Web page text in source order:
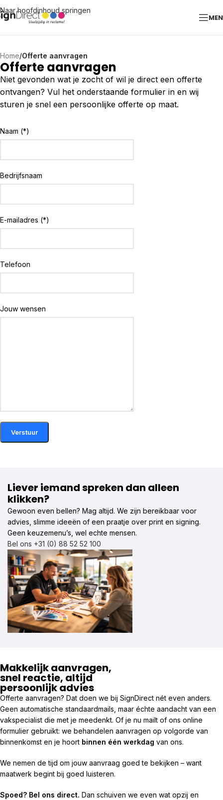
Naar hoofdinhoud springen
Home/Offerte aanvragen
Offerte aanvragen
Niet gevonden wat je zocht of wil je direct een offerte
ontvangen? Vul het onderstaande formulier in en wij
sturen je snel een persoonlijke offerte op maat.
Naam (*)
Bedrijfsnaam
E-mailadres (*)
Telefoon
Jouw wensen
Liever iemand spreken dan alleen
klikken?
Gewoon even bellen? Mag altijd. We zijn bereikbaar voor
advies, slimme ideeën of een praatje over print en signing.
Geen keuzemenu’s, wel echte mensen.
Bel ons +31 (0) 88 52 52 100
Makkelijk aanvragen,
snel reactie, altijd
persoonlijk advies
Offerte aanvragen? Dat doen we bij SignDirect nét even anders.
Geen automatische standaardmails, maar échte aandacht van een
vakspecialist die met je meedenkt. Of je nu mailt of ons online
formulier gebruikt: we behandelen aanvragen op volgorde van
binnenkomst en je hoort binnen één werkdag van ons.
We nemen de tijd om jouw aanvraag goed te bekijken – want
maatwerk begint bij goed luisteren.
Spoed? Bel ons direct. Dan schuiven we even wat opzij en